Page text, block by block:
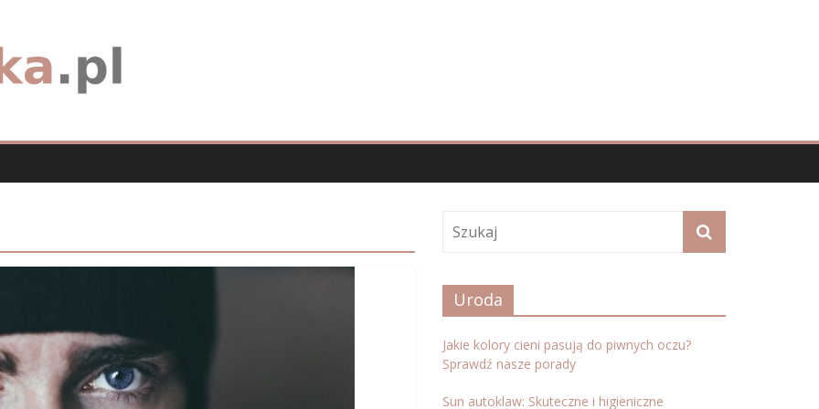
Uroda
Jakie kolory cieni pasują do piwnych oczu?
Sprawdź nasze porady
Sun autoklaw: Skuteczne i higieniczne